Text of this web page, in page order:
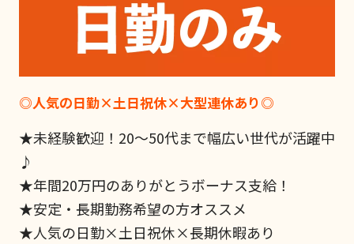
◎人気の日勤×土日祝休×大型連休あり◎
★未経験歓迎！20～50代まで幅広い世代が活躍中
♪
★年間20万円のありがとうボーナス支給！
★安定・長期勤務希望の方オススメ
★人気の日勤×土日祝休×長期休暇あり